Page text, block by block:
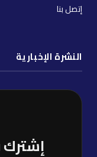
إتصل بنا
النشرة الإخبارية
إشترك